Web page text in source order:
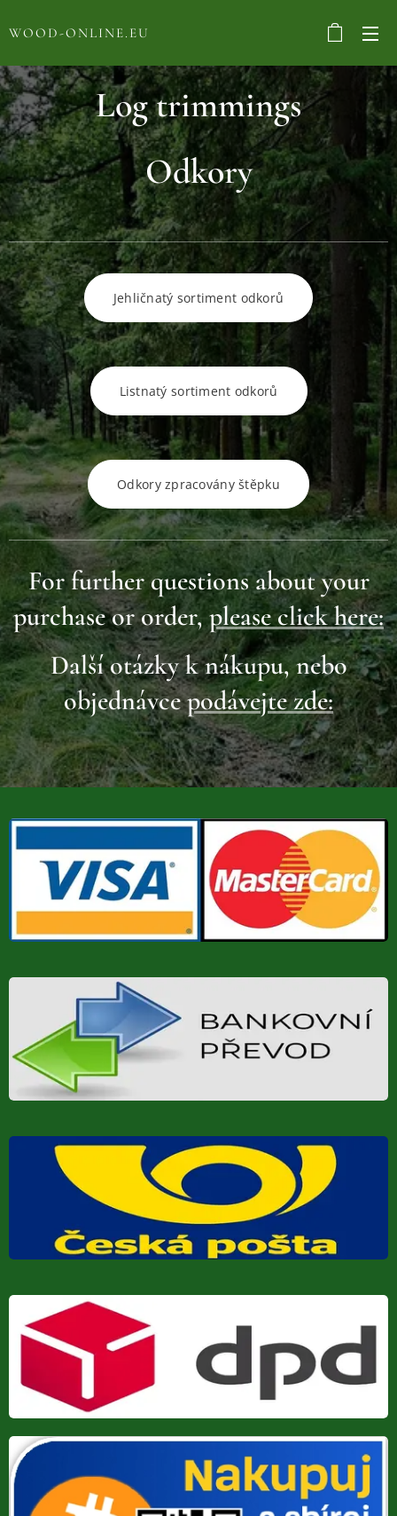
WOOD-ONLINE.EU
Log trimmings
Odkory
Jehličnatý sortiment odkorů
Listnatý sortiment odkorů
Odkory zpracovány štěpku
For further questions about your
purchase or order,please click here:
Další otázky k nákupu, nebo
objednávcepodávejte zde: